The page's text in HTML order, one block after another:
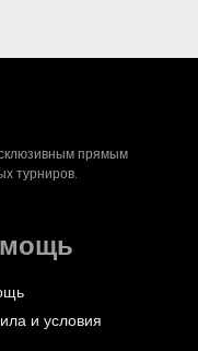
прямым
турниров.
и условия